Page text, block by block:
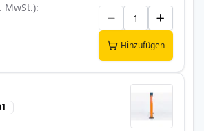
MwSt.)
Hinzufügen